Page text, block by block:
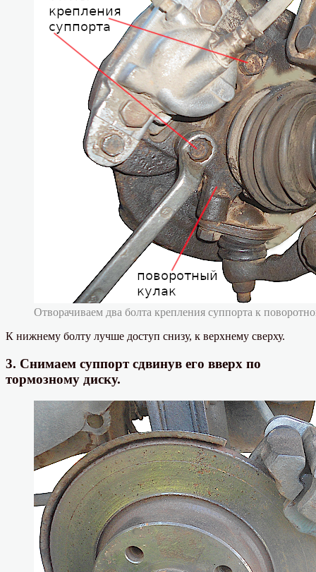
Отворачиваем два болта крепления суппорта к
К нижнему болту лучше доступ снизу, к верхнему сверху.
3. Снимаем суппорт сдвинув его вверх по
тормозному диску.